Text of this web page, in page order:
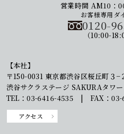
営業時間 AM10：
お客様専用ダ
0120-
（10:00-
【本社】
〒150-0031 東京都渋谷区桜丘町３−
渋谷サクラステージ SAKURAタワ
TEL：03-6416-4535 | FAX：03-
アクセス